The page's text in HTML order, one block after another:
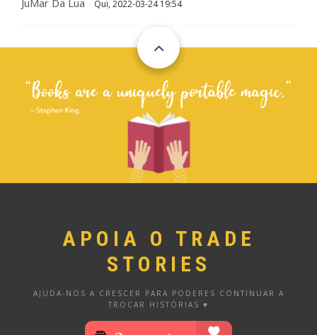
JuMar Da Lua Qui, 2022-03-24 19:54
APOIA O TRADE
STORIES
AJUDA-NOS A CRESCER PARA PODERES CONTINUAR A
TROCAR HISTÓRIAS ♥